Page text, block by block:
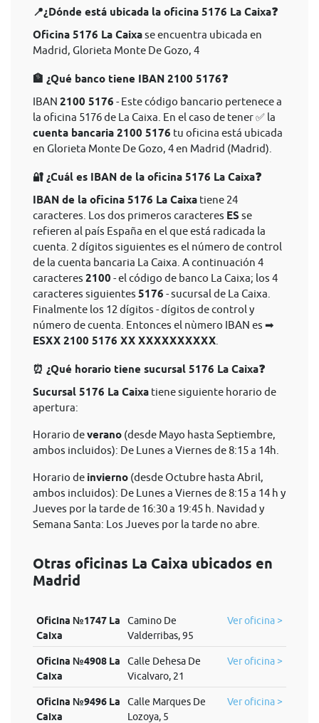
📍¿Dónde está ubicada la oficina 5176 La Caixa❓
Oficina 5176 La Caixase encuentra ubicada en
Madrid, Glorieta Monte De Gozo, 4
🏦 ¿Qué banco tiene IBAN 2100 5176❓
IBAN 2100 5176 - Este código bancario pertenece a
la oficina 5176 de La Caixa. En el caso de tener ✅ la
cuenta bancaria 2100 5176 tu oficina está ubicada
en Glorieta Monte De Gozo, 4 en Madrid (Madrid).
🔐 ¿Cuál es IBAN de la oficina 5176 La Caixa❓
IBAN de la oficina 5176 La Caixa tiene 24
caracteres. Los dos primeros caracteres ES se
refieren al país España en el que está radicada la
cuenta. 2 dígitos siguientes es el número de control
de la cuenta bancaria La Caixa. A continuación 4
caracteres 2100 - el código de banco La Caixa; los 4
caracteres siguientes 5176 - sucursal de La Caixa.
Finalmente los 12 dígitos - dígitos de control y
número de cuenta. Entonces el nùmero IBAN es ➡
ESXX 2100 5176 XX XXXXXXXXXX
⏰ ¿Qué horario tiene sucursal 5176 La Caixa❓
Sucursal 5176 La Caixa tiene siguiente horario de
apertura:
Horario deverano (desde Mayo hasta Septiembre,
ambos incluidos): De Lunes a Viernes de 8:15 a 14h.
Horario de invierno (desde Octubre hasta Abril,
ambos incluidos): De Lunes a Viernes de 8:15 a 14 h y
Jueves por la tarde de 16:30 a 19:45 h. Navidad y
Semana Santa: Los Jueves por la tarde no abre.
Otras oficinas La Caixa ubicados en
Madrid
Oficina №1747 La
Caixa
Camino De
Valderribas, 95
Ver oficina >
Oficina №4908 La
Caixa
Calle Dehesa De
Vicalvaro, 21
Ver oficina >
Oficina №9496 La
Caixa
Calle Marques De
Lozoya, 5
Ver oficina >